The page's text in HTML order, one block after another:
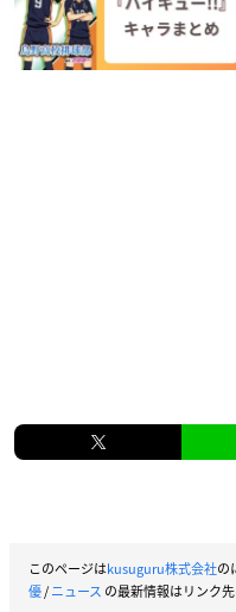
このページはkusuguru株式会社の
優/ニュース の最新情報はリンク